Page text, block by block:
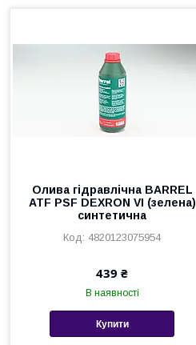
Олива гідравлічна BARREL
ATF PSF DEXRON VI (зелена)
синтетична
4820123075954
439 ₴
В наявності
Купити